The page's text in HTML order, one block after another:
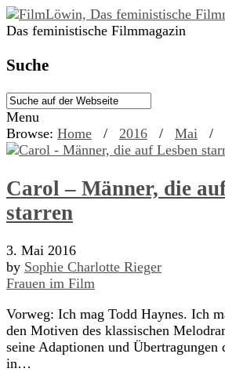
Das feministische Filmmagazin
Suche
Menu
Browse: Home / 2016 / Mai /
Carol – Männer, die
starren
3. Mai 2016
by Sophie Charlotte Rieger
Frauen im Film
Vorweg: Ich mag Todd Haynes. Ich
den Motiven des klassischen
seine Adaptionen und Übertragungen
in…